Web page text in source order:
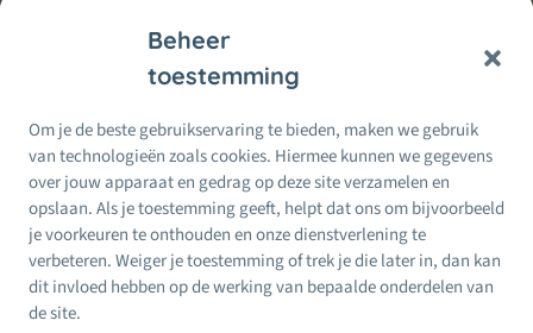
Beheer
toestemming
Om je de beste gebruikservaring te bieden, maken we gebruik
van technologieën zoals cookies. Hiermee kunnen we gegevens
over jouw apparaat en gedrag op deze site verzamelen en
opslaan. Als je toestemming geeft, helpt dat ons om bijvoorbeeld
je voorkeuren te onthouden en onze dienstverlening te
verbeteren. Weiger je toestemming of trek je die later in, dan kan
dit invloed hebben op de werking van bepaalde onderdelen van
de site.
Alles voor Moeders
Moeders
per
Regio
Wij doen ons best om betrouwbare informatie te bieden. Bij twijfel
raadpleeg altijd een erkende kinder- of opvoedprofessional.
Recente
berichten24 Feb, 2026
Terug naar werk na zwangerschap: zo maak je de
overgang zachter